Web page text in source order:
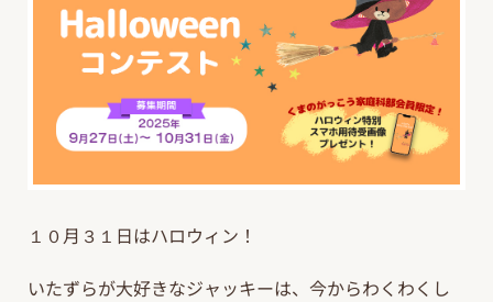
１０月３１日はハロウィン！
いたずらが大好きなジャッキーは、今からわくわくし